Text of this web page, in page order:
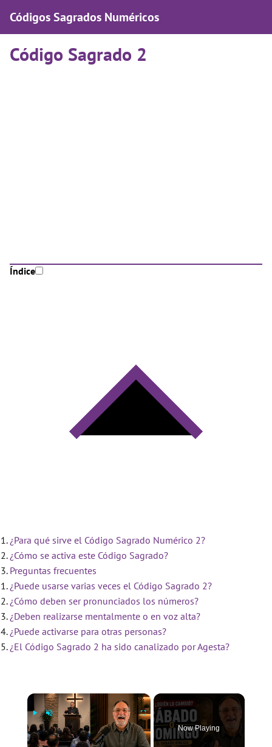
Códigos Sagrados Numéricos
Código Sagrado 2
Índice
¿Para qué sirve el Código Sagrado Numérico 2?
¿Cómo se activa este Código Sagrado?
Preguntas frecuentes
¿Puede usarse varias veces el Código Sagrado 2?
¿Cómo deben ser pronunciados los números?
¿Deben realizarse mentalmente o en voz alta?
¿Puede activarse para otras personas?
¿El Código Sagrado 2 ha sido canalizado por Agesta?
×
Now Playing